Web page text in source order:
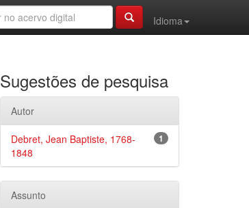
Idioma
Sugestões de pesquisa
Autor
1
Debret, Jean Baptiste, 1768-
1848
Assunto